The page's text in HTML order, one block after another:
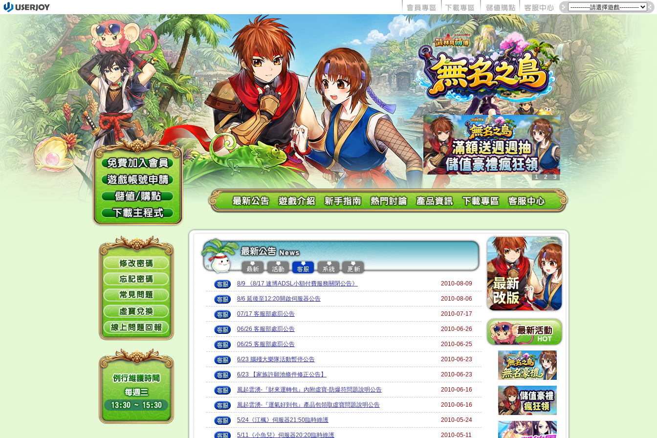
8/9 《8/17 速博ADSL小額付費服務關閉公告》 2010-08-09
8/6 延後至12:20開啟伺服器公告 2010-08-06
07/17 客服部處罰公告 2010-07-17
06/26 客服部處罰公告 2010-06-26
06/25 客服部處罰公告 2010-06-25
6/23 腦殘大樂隊活動暫停公告 2010-06-23
6/23 【家族許願池條件修正公告】 2010-06-23
風起雲湧-『財來運轉包』內附虛寶-防爆符問題說明公告 2010-06-16
風起雲湧-『運氣好到包』產品包領取虛寶問題說明公告 2010-06-16
5/24《江楓》伺服器21:50臨時維護 2010-05-24
5/11《小魚兒》伺服器20:20臨時維護 2010-05-11